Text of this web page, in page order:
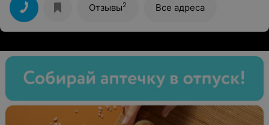
Отзывы2 Все адреса